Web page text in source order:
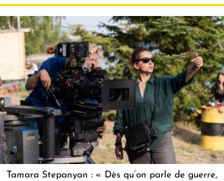
Tamara Stepanyan : « Dès qu’on parle de guerre,